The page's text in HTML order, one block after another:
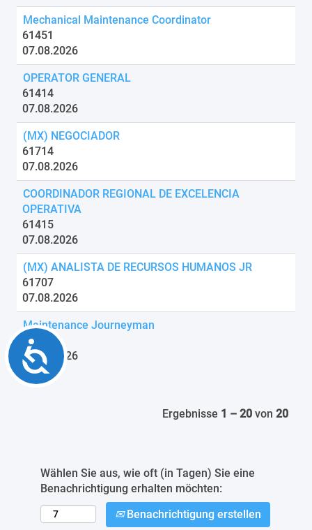
Accessibility
Mechanical Maintenance Coordinator
61451
07.08.2026
OPERATOR GENERAL
61414
07.08.2026
(MX) NEGOCIADOR
61714
07.08.2026
COORDINADOR REGIONAL DE EXCELENCIA
OPERATIVA
61415
07.08.2026
(MX) ANALISTA DE RECURSOS HUMANOS JR
61707
07.08.2026
Maintenance Journeyman
60681
07.08.2026
Ergebnisse 1 – 20 von 20
Wählen Sie aus, wie oft (in Tagen) Sie eine
Benachrichtigung erhalten möchten:
Benachrichtigung erstellen